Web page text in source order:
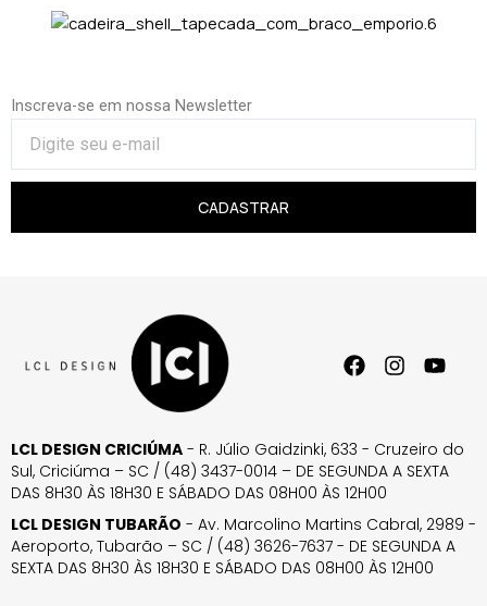
Inscreva-se em nossa Newsletter
CADASTRAR
LCL DESIGN CRICIÚMA - R. Júlio Gaidzinki, 633 - Cruzeiro do
Sul, Criciúma – SC / (48) 3437-0014 – DE SEGUNDA A SEXTA
DAS 8H30 ÀS 18H30 E SÁBADO DAS 08H00 ÀS 12H00
LCL DESIGN TUBARÃO - Av. Marcolino Martins Cabral, 2989 -
Aeroporto, Tubarão – SC / (48) 3626-7637 - DE SEGUNDA A
SEXTA DAS 8H30 ÀS 18H30 E SÁBADO DAS 08H00 ÀS 12H00